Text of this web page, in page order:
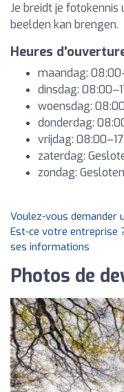
Je breidt je fotokennis
beelden kan brengen.
Heures
maandag:
dinsdag:
woensdag:
donderdag:
vrijdag:
zaterdag:
zondag: Gesloten
Voulez-vous demander
Est-ce votre entreprise
ses informations
Photos de